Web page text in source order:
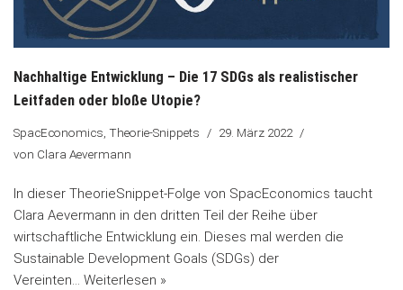
Nachhaltige Entwicklung – Die 17 SDGs als realistischer
Leitfaden oder bloße Utopie?
SpacEconomics, Theorie-Snippets
29. März 2022
von Clara Aevermann
In dieser TheorieSnippet-Folge von SpacEconomics taucht
Clara Aevermann in den dritten Teil der Reihe über
wirtschaftliche Entwicklung ein. Dieses mal werden die
Sustainable Development Goals (SDGs) der
Vereinten… Weiterlesen »